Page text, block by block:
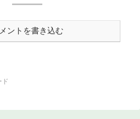
ントを書き込む
ド